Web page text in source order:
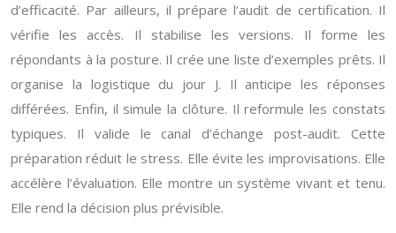
d’efficacité. Par ailleurs, il prépare l’audit de certification. Il
vérifie les accès. Il stabilise les versions. Il forme les
répondants à la posture. Il crée une liste d’exemples prêts. Il
organise la logistique du jour J. Il anticipe les réponses
différées. Enfin, il simule la clôture. Il reformule les constats
typiques. Il valide le canal d’échange post-audit. Cette
préparation réduit le stress. Elle évite les improvisations. Elle
accélère l’évaluation. Elle montre un système vivant et tenu.
Elle rend la décision plus prévisible.